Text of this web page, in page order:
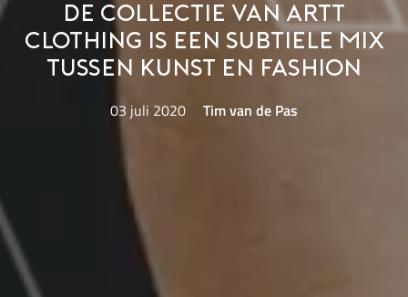
De collectie van Artt
Clothing is een subtiele mix
tussen kunst en fashion
03 juli 2020 Tim van de Pas